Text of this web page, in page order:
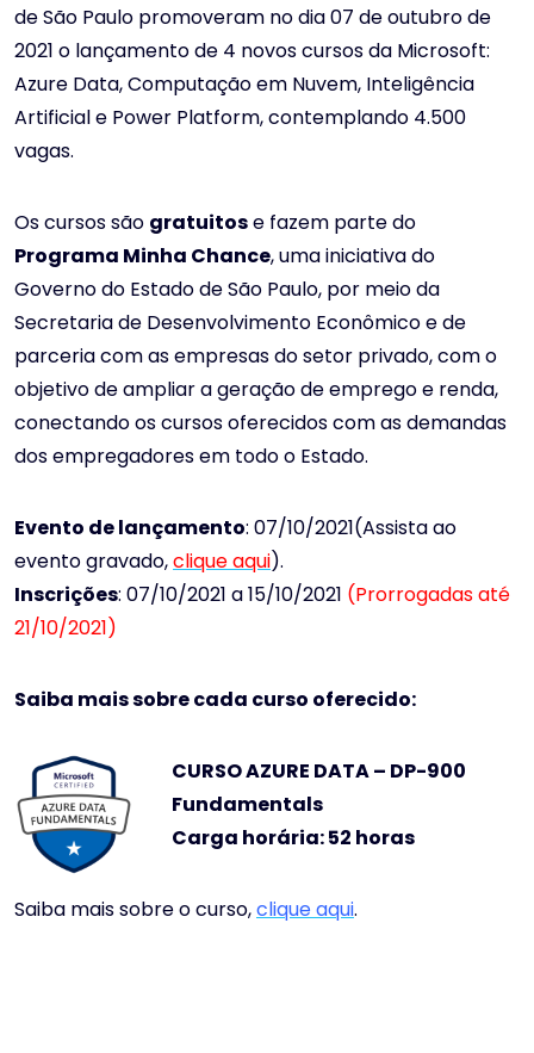
de São Paulo promoveram no dia 07 de outubro de
2021 o lançamento de 4 novos cursos da Microsoft:
Azure Data, Computação em Nuvem, Inteligência
Artificial e Power Platform, contemplando 4.500
vagas.
Os cursos são gratuitose fazem parte do
Programa Minha Chance, uma iniciativa do
Governo do Estado de São Paulo, por meio da
Secretaria de Desenvolvimento Econômico e de
parceria com as empresas do setor privado, com o
objetivo de ampliar a geração de emprego e renda,
conectando os cursos oferecidos com as demandas
dos empregadores em todo o Estado.
Evento de lançamento: 07/10/2021(Assista ao
evento gravado,clique aqui).
Inscrições: 07/10/2021 a 15/10/2021 (Prorrogadas até
21/10/2021)
Saiba mais sobre cada curso oferecido:
CURSO AZURE DATA – DP-900
Fundamentals
Carga horária: 52 horas
Saiba mais sobre o curso,clique aqui.